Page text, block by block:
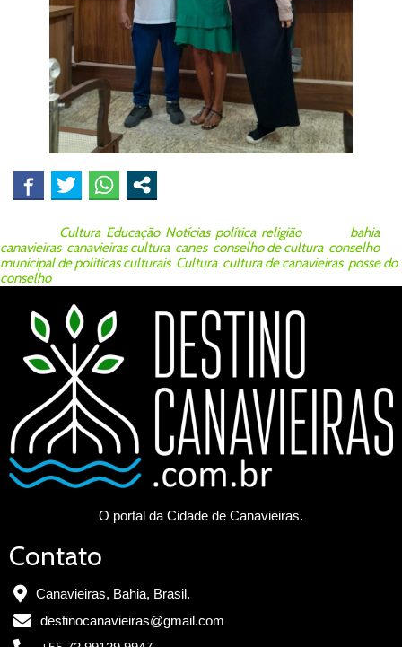
Cultura, Educação, Notícias, política, religiãoTagged bahia,
canavieiras, canavieiras cultura, canes, conselho de cultura, conselho
municipal de politicas culturais, Cultura, cultura de canavieiras, posse do
conselho
O portal da Cidade de Canavieiras.
Contato
Canavieiras, Bahia, Brasil.
destinocanavieiras@gmail.com